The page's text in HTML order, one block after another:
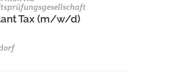
Tax (m/w/d)